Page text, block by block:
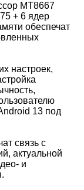
MT8667
+ 6 ядер
обеспечат
настроек,
13 под
связь с
актуальной
и